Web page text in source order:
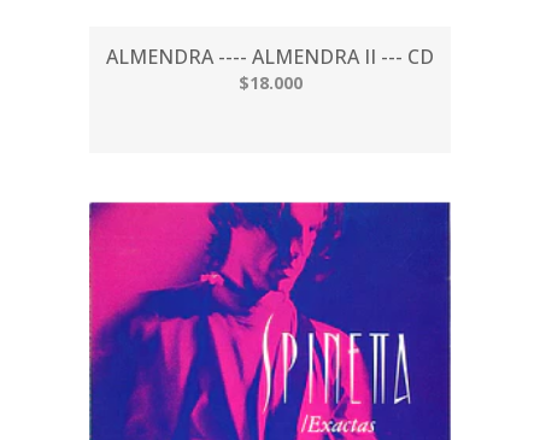
ALMENDRA ---- ALMENDRA II --- CD
$18.000